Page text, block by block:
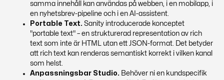
samma innehåll kan användas på webben, i en mobilapp, i
en nyhetsbrev-pipeline och i en AI-assistent.
Portable Text. Sanity introducerade konceptet
"portable text" – en strukturerad representation av rich
text som inte är HTML utan ett JSON-format. Det betyder
att rich text kan renderas semantiskt korrekt i vilken kanal
som helst.
Anpassningsbar Studio. Behöver ni en kundspecifik